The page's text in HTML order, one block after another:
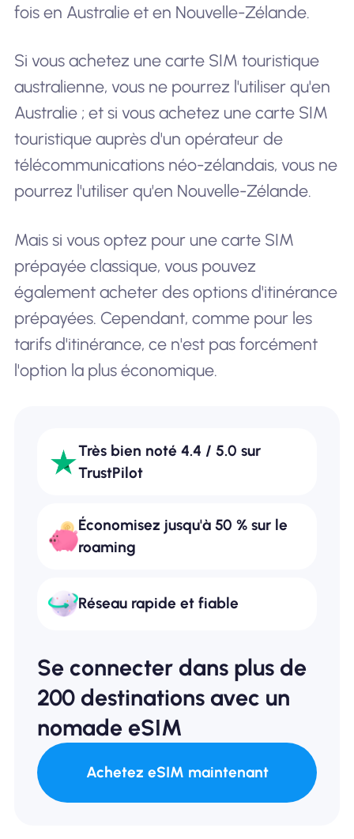
fois en Australie et en Nouvelle-Zélande.
Si vous achetez une carte SIM touristique
australienne, vous ne pourrez l'utiliser qu'en
Australie ; et si vous achetez une carte SIM
touristique auprès d'un opérateur de
télécommunications néo-zélandais, vous ne
pourrez l'utiliser qu'en Nouvelle-Zélande.
Mais si vous optez pour une carte SIM
prépayée classique, vous pouvez
également acheter des options d'itinérance
prépayées. Cependant, comme pour les
tarifs d'itinérance, ce n'est pas forcément
l'option la plus économique.
Très bien noté 4.4 / 5.0 sur
TrustPilot
Économisez jusqu'à 50 % sur le
roaming
Réseau rapide et fiable
Se connecter dans plus de
200 destinations avec un
nomade eSIM
Achetez eSIM maintenant